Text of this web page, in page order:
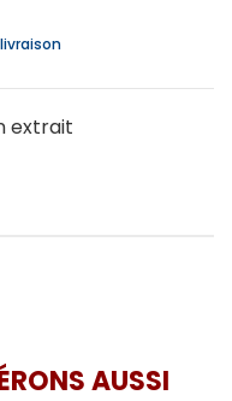
extrait
AUSSI